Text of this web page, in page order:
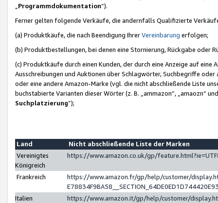
Programmdokumentation“).
Ferner gelten folgende Verkäufe, die andernfalls Qualifizierte
(a) Produktkäufe, die nach Beendigung IhrerVereinbarung erfolgen;
(b) Produktbestellungen, bei denen eine Stornierung, Rückgabe oder
(c) Produktkäufe durch einen Kunden, der durch eine Anzeige auf
Ausschreibungen und Auktionen über Schlagwörter, Suchbegriffe
oder eine andere Amazon-Marke (vgl. die nicht abschließende Liste
buchstabierte Varianten dieser Wörter (z. B. „ammazon“, „amaozn“
Suchplatzierung”);
Land
Nicht abschließende Liste der Marken
Vereinigtes
Königreich
https://www.amazon.co.uk/gp/
Frankreich
https://www.amazon.fr/gp/help/customer/
Italien
https://www.amazon.it/gp/help/customer/